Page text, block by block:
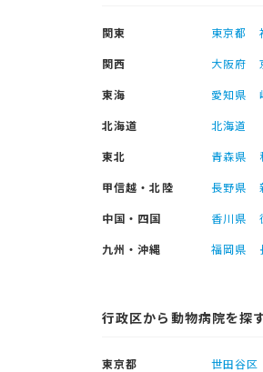
関東 東京都
関西
大阪府
東海
愛知県
北海道
北海道
東北
青森県
甲信越・北陸
長野県
中国・四国
香川県
九州・沖縄
福岡県
行政区から動物病院を探
東京都 世田谷区